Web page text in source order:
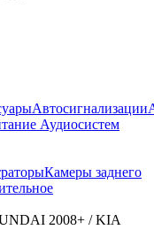
Автосигнализации
Аудиосистем
Камеры заднего
2008+ / KIA